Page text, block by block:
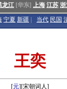
龙江 [华东] 上海 江苏
宁夏 新疆 当代 民国
王奕
[元][宋朝词人]